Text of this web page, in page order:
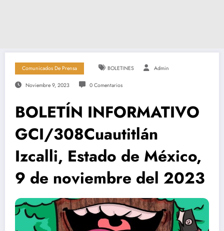
Comunicados De Prensa BOLETINES Admin
Noviembre 9, 2023 0 Comentarios
BOLETÍN INFORMATIVO
GCI/308Cuautitlán
Izcalli, Estado de México,
9 de noviembre del 2023